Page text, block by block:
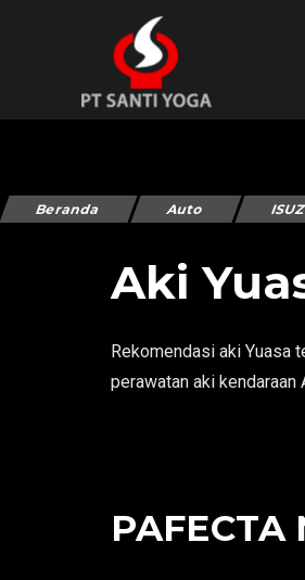
Beranda Auto
Aki
Rekomendasi aki Yuasa
perawatan aki kendaraan
PAFECTA